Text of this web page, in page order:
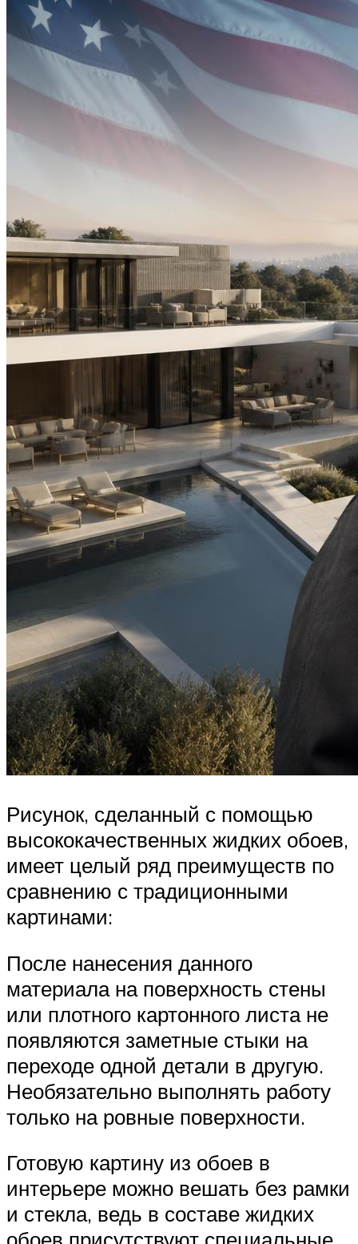
Рисунок, сделанный с помощью
высококачественных жидких обоев,
имеет целый ряд преимуществ по
сравнению с традиционными
картинами:
После нанесения данного
материала на поверхность стены
или плотного картонного листа не
появляются заметные стыки на
переходе одной детали в другую.
Необязательно выполнять работу
только на ровные поверхности.
Готовую картину из обоев в
интерьере можно вешать без рамки
и стекла, ведь в составе жидких